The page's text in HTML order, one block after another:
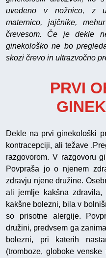
uvedeno v nožnico, z
maternico, jajčnike,
črevesom. Če je dekle
ginekološko ne bo
skozi črevo in ultrazvočno
PRVI
Dekle na prvi ginekološki
kontracepciji, ali težave
razgovorom. V razgovoru
Povpraša jo o njenem
zdravju njene družine.
ali jemlje kakšna
kakšne bolezni, bila v
so prisotne alergije.
družini, predvsem ga
bolezni, pri katerih
(tromboze, globoke